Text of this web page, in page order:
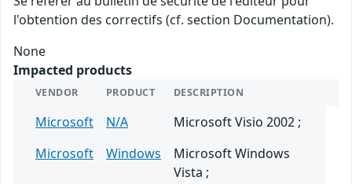
l'obtention des correctifs (cf. section Documentation).
None
Impacted products
VENDOR PRODUCT DESCRIPTION
Microsoft N/A
Microsoft Visio 2002 ;
Microsoft
Windows
Microsoft Windows
Vista ;